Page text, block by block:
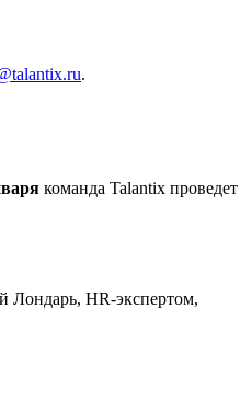
.
команда Talantix проведет
Лондарь, HR-экспертом,